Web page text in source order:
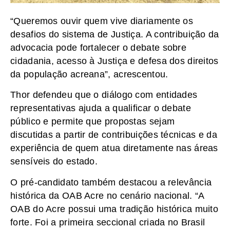
“Queremos ouvir quem vive diariamente os
desafios do sistema de Justiça. A contribuição da
advocacia pode fortalecer o debate sobre
cidadania, acesso à Justiça e defesa dos direitos
da população acreana”, acrescentou.
Thor defendeu que o diálogo com entidades
representativas ajuda a qualificar o debate
público e permite que propostas sejam
discutidas a partir de contribuições técnicas e da
experiência de quem atua diretamente nas áreas
sensíveis do estado.
O pré-candidato também destacou a relevância
histórica da OAB Acre no cenário nacional. “A
OAB do Acre possui uma tradição histórica muito
forte. Foi a primeira seccional criada no Brasil